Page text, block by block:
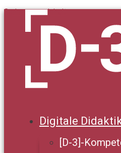
Springe zum Inhalt
Digitale
[D-3]-